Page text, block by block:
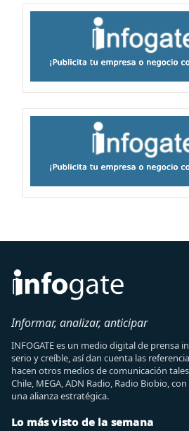
Informar, analizar, anticipar
INFOGATE es un medio digital de prensa
serio y creíble, así dan cuenta las
hacen otros medios de comunicación
Chile, MEGA, ADN Radio, Radio Biobio,
una alianza estratégica.
Lo más visto de la semana